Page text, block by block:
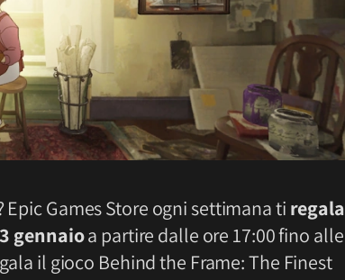
Games Store ogni settimana ti regala
gennaioa partire dalle ore 17:00 fino alle
il gioco Behind the Frame: The Finest